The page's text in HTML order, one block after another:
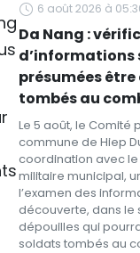
6 août 2026 à
Da Nang :
d’informations
présumées
tombés au
Le 5 août, le Comité
commune de Hiep
coordination avec
militaire municipal,
l’examen des
découverte, dans le
dépouilles qui
soldats tombés au